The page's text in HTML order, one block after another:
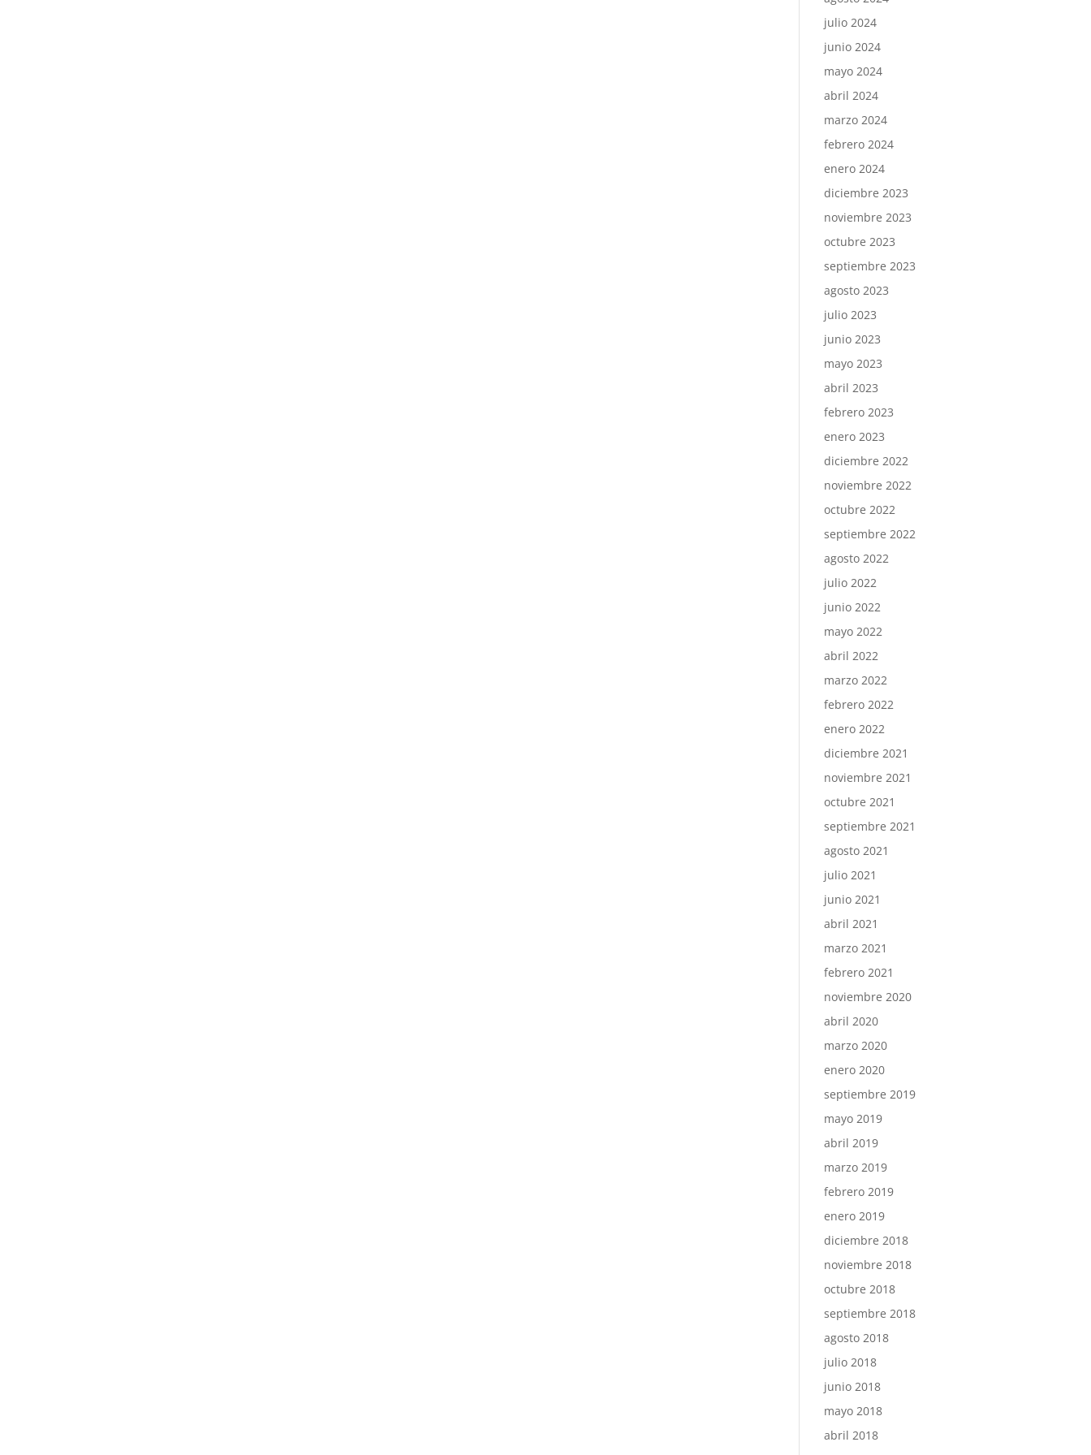
julio 2024
junio 2024
mayo 2024
abril 2024
marzo 2024
febrero 2024
enero 2024
diciembre 2023
noviembre 2023
octubre 2023
septiembre 2023
agosto 2023
julio 2023
junio 2023
mayo 2023
abril 2023
febrero 2023
enero 2023
diciembre 2022
noviembre 2022
octubre 2022
septiembre 2022
agosto 2022
julio 2022
junio 2022
mayo 2022
abril 2022
marzo 2022
febrero 2022
enero 2022
diciembre 2021
noviembre 2021
octubre 2021
septiembre 2021
agosto 2021
julio 2021
junio 2021
abril 2021
marzo 2021
febrero 2021
noviembre 2020
abril 2020
marzo 2020
enero 2020
septiembre 2019
mayo 2019
abril 2019
marzo 2019
febrero 2019
enero 2019
diciembre 2018
noviembre 2018
octubre 2018
septiembre 2018
agosto 2018
julio 2018
junio 2018
mayo 2018
abril 2018